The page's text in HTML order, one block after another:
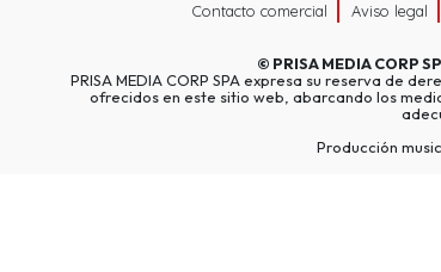
Contacto comercial Aviso legal
© PRISA MEDIA CORP
PRISA MEDIA CORP SPA expresa su reserva de
ofrecidos en este sitio web, abarcando los
Producción